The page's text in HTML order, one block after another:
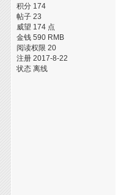
积分 174
帖子 23
威望 174 点
金钱 590 RMB
阅读权限 20
注册 2017-8-22
状态 离线